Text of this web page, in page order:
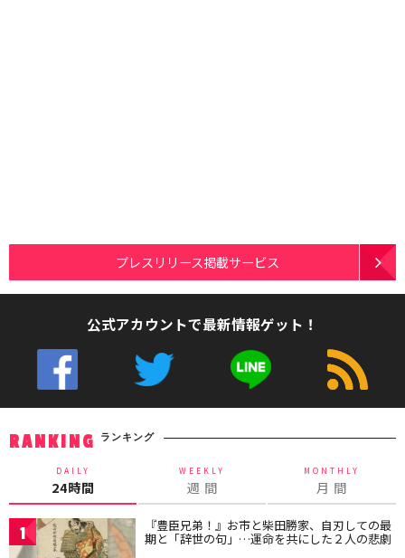
プレスリリース掲載サービス
公式アカウントで最新情報ゲット！
RANKING ランキング
DAILY
24時間
WEEKLY
週 間
MONTHLY
月 間
1 『豊臣兄弟！』お市と柴田勝家、自刃しての最
期と「辞世の句」…運命を共にした２人の悲劇